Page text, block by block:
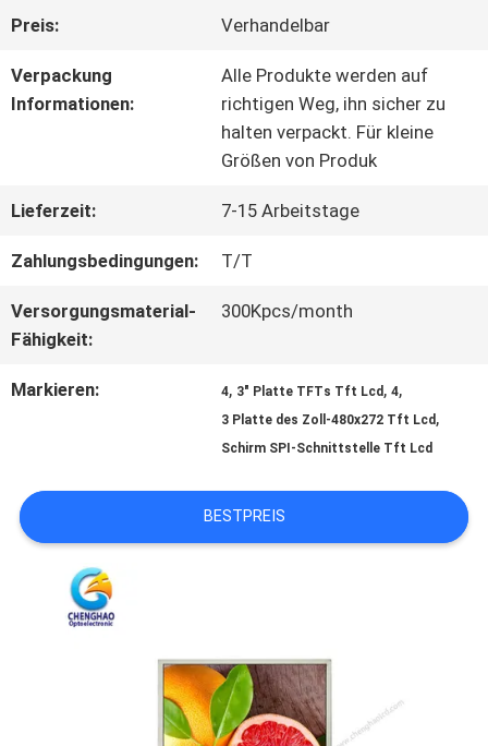
UNS
POLICY
Preis: Verhandelbar
Verpackung
Informationen:
Alle Produkte werden auf
richtigen Weg, ihn sicher zu
halten verpackt. Für kleine
Größen von Produk
Lieferzeit: 7-15 Arbeitstage
Zahlungsbedingungen: T/T
Versorgungsmaterial-
Fähigkeit:
300Kpcs/month
Markieren: 4, 3" Platte TFTs Tft Lcd ,4,
3 Platte des Zoll-480x272 Tft Lcd ,
Schirm SPI-Schnittstelle Tft Lcd
BESTPREIS